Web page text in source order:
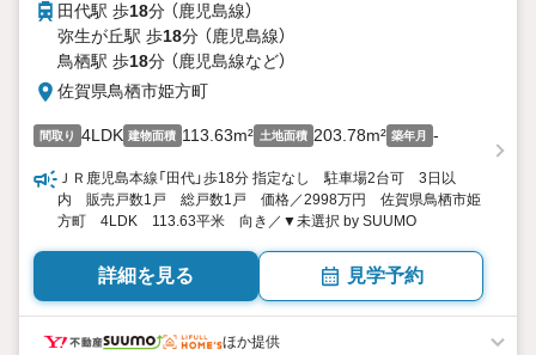
田代駅 歩18分 （鹿児島線）
弥生が丘駅 歩18分 （鹿児島線）
鳥栖駅 歩18分 （鹿児島線など）
佐賀県鳥栖市姫方町
間取り 4LDK 建物面積 113.63m² 土地面積 203.78m² 築年月 -
ＪＲ鹿児島本線「田代」歩18分 指定なし 駐車場2台可 3日以
内 販売戸数1戸 総戸数1戸 価格／2998万円 佐賀県鳥栖市姫
方町 4LDK 113.63平米 向き／▼未選択 by SUUMO
詳細を見る 見学予約
ほか提供